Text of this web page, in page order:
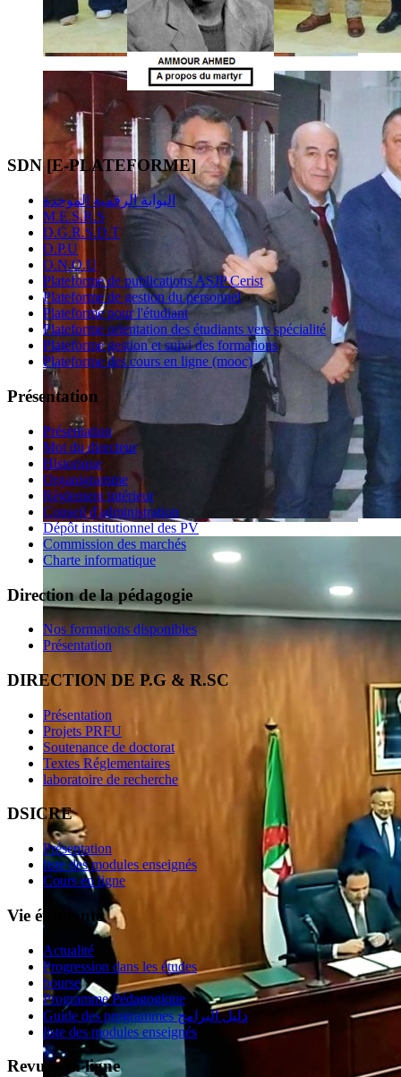
SDN [E-PLATEFORME]
البوابة الرقمية الموحدة
M.E.S.R.S
D.G.R.S.D.T
O.P.U
O.N.O.U
Plateforme de publications ASJP Cerist
Plateforme de gestion du personnel
Plateforme pour l'étudiant
Plateforme orientation des étudiants vers spécialité
Plateforme gestion et suivi des formations
Plateforme des cours en ligne (mooc)
Présentation
Présentation
Mot du directeur
Historique
Organigramme
Règlement intérieur
Conseil d'administration
Dépôt institutionnel des PV
Commission des marchés
Charte informatique
Direction de la pédagogie
Nos formations disponibles
Présentation
DIRECTION DE P.G & R.SC
Présentation
Projets PRFU
Soutenance de doctorat
Textes Réglementaires
laboratoire de recherche
DSICRE
Présentation
liste des modules enseignés
Cours en ligne
Vie étudiante
Actualité
Progression dans les études
bourse
Programme Pédagogique
Guide des programmes دليل البرامج
liste des modules enseignés
Revues en ligne